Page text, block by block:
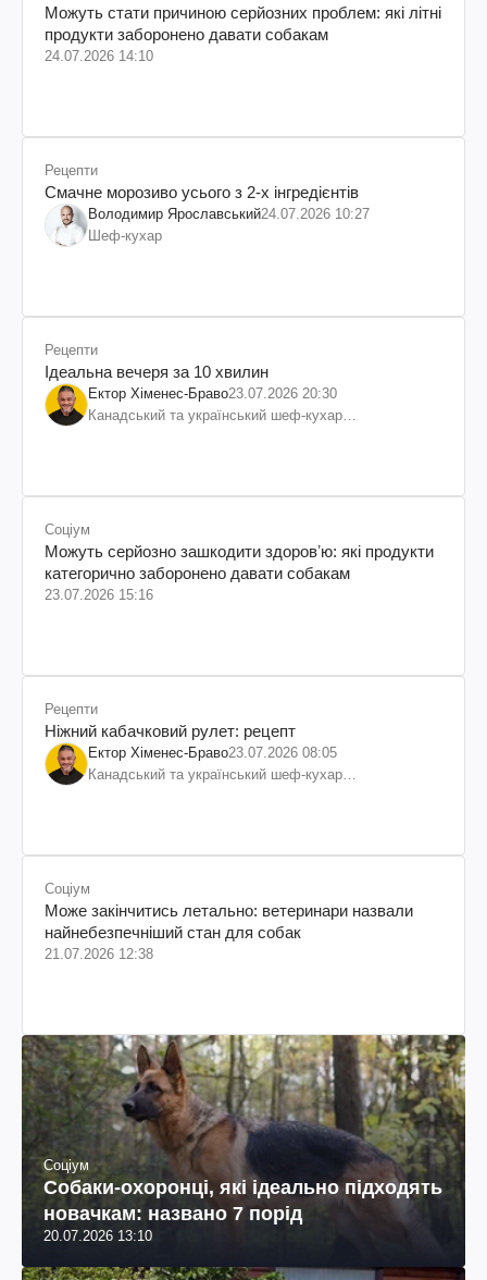
Можуть стати причиною серйозних проблем: які літні
продукти заборонено давати собакам
24.07.2026 14:10
Рецепти
Смачне морозиво усього з 2-х інгредієнтів
Володимир Ярославський24.07.2026 10:27
Шеф-кухар
Рецепти
Ідеальна вечеря за 10 хвилин
Ектор Хіменес-Браво23.07.2026 20:30
Канадський та український шеф-кухар
Соціум
Можуть серйозно зашкодити здоровʼю: які продукти
категорично заборонено давати собакам
23.07.2026 15:16
Рецепти
Ніжний кабачковий рулет: рецепт
Ектор Хіменес-Браво23.07.2026 08:05
Канадський та український шеф-кухар
Соціум
Може закінчитись летально: ветеринари назвали
найнебезпечніший стан для собак
21.07.2026 12:38
Соціум
Собаки-охоронці, які ідеально підходять
новачкам: названо 7 порід
20.07.2026 13:10